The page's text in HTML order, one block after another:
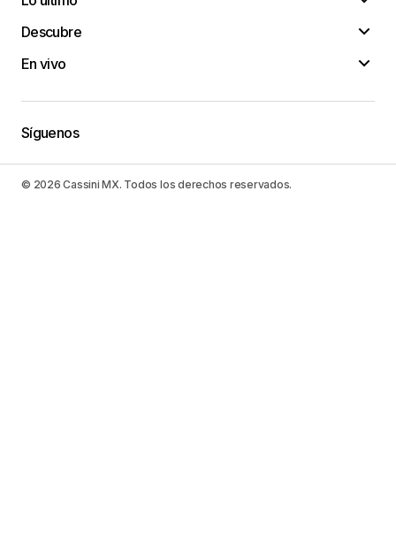
Descubre
En vivo
Síguenos
© 2026 Cassini MX. Todos los derechos reservados.